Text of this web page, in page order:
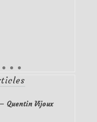
Quentin Vijoux